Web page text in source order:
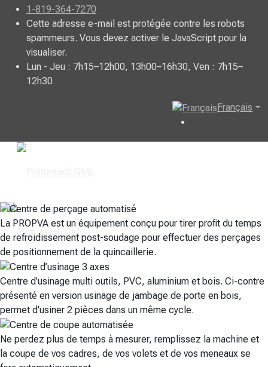
1-819-364-7270
Cette adresse e-mail est protégée contre les robots
spammeurs. Vous devez activer le JavaScript pour la
visualiser.
Lun - Jeu : 7h15–12h00, 13h00–16h30, Ven : 7h15–
12h30
Français
La PROPVA est un équipement conçu pour tirer profit du temps
de refroidissement post-soudage pour effectuer des perçages
de positionnement de la quincaillerie.
Centre d’usinage multi outils, PVC, aluminium et bois. Ci-contre
présenté en version usinage de jambage de porte en bois,
permet d'usiner 2 pièces dans un même cycle.
Ne perdez plus de temps à mesurer, remplissez la machine et
la coupe de vos cadres, de vos volets et de vos meneaux se